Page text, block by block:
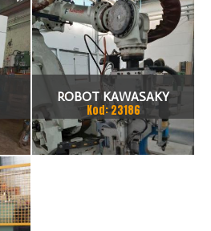
ROBOT KAWASAKY
Kod: 23186